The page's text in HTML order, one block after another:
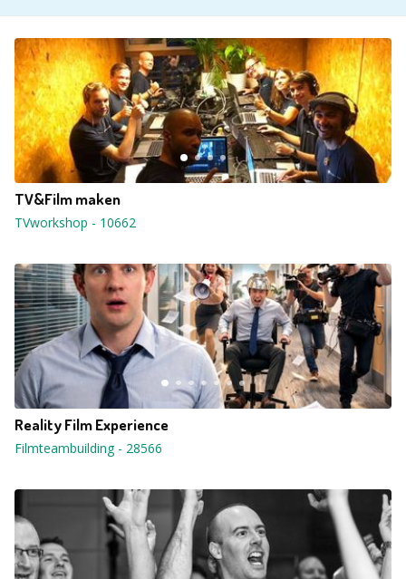
TV&Film maken
TVworkshop - 10662
Reality Film Experience
Filmteambuilding- 28566